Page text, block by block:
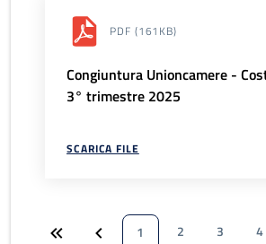
PDF (161KB)
Congiuntura Unioncamere -
3° trimestre 2025
SCARICA FILE
1 2 3 4